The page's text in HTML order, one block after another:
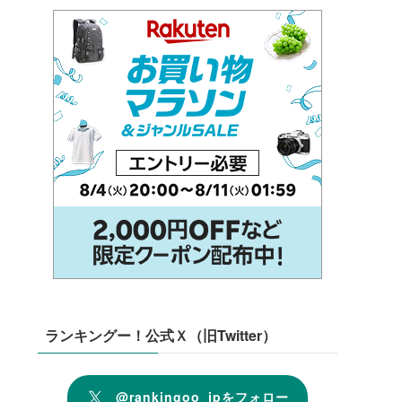
ランキングー！公式Ｘ（旧Twitter）
@rankingoo_jpをフォロー